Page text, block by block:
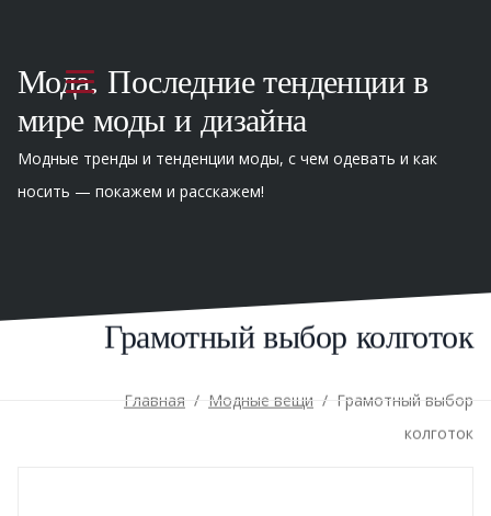
Мода. Последние тенденции в
мире моды и дизайна
Модные тренды и тенденции моды, с чем одевать и как
носить — покажем и расскажем!
Грамотный выбор колготок
Главная / Модные вещи / Грамотный выбор
колготок